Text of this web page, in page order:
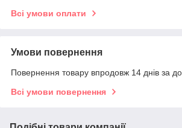
Всі умови оплати
Умови повернення
Повернення товару впродовж 14 днів за
Всі умови повернення